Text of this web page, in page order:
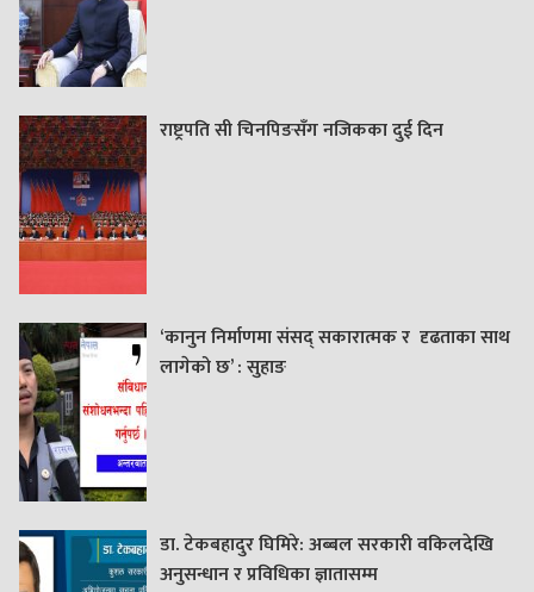
राष्ट्रपति सी चिनपिङसँग नजिकका दुई दिन
‘कानुन निर्माणमा संसद् सकारात्मक र दृढताका साथ
लागेको छ’ : सुहाङ
डा. टेकबहादुर घिमिरे: अब्बल सरकारी वकिलदेखि
अनुसन्धान र प्रविधिका ज्ञातासम्म